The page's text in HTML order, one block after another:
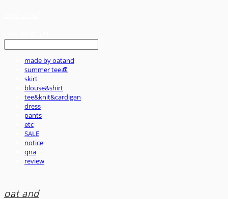
made by oatand
summer tee👒
skirt
blouse&shirt
tee&knit&cardigan
dress
pants
etc
SALE
notice
qna
review
oat and